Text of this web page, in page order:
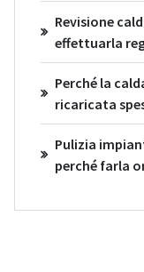
Revisione
effettuarla
Perché la
ricaricata
Pulizia
perché farla